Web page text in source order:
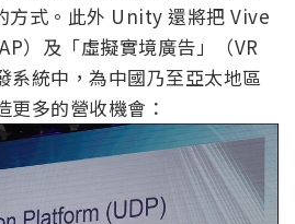
方式。此外 Unity 還將把 Vive
）及「虛擬實境廣告」（VR
系統中，為中國乃至亞太地區
更多的營收機會：